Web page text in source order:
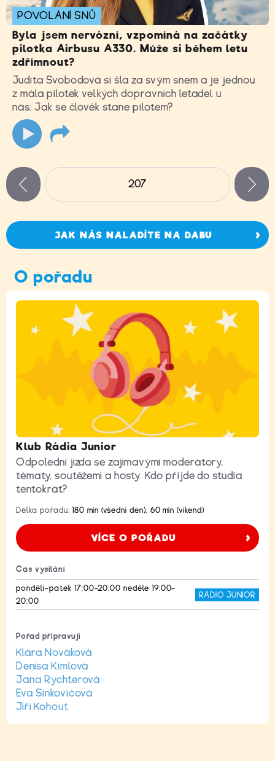
POVOLÁNÍ SNŮ
Byla jsem nervózní, vzpomíná na začátky
pilotka Airbusu A330. Může si během letu
zdřímnout?
Judita Svobodová si šla za svým snem a je jednou
z mála pilotek velkých dopravních letadel u
nás. Jak se člověk stane pilotem?
Stránky
207
JAK NÁS NALADÍTE NA DABU
O pořadu
Klub Rádia Junior
Odpolední jízda se zajímavými moderátory,
tématy, soutěžemi a hosty. Kdo přijde do studia
tentokrát?
Délka pořadu:180 min (všední den), 60 min (víkend)
VÍCE O POŘADU
Čas vysílání
pondělí–pátek 17:00–20:00 neděle 19:00–
20:00
RÁDIO JUNIOR
Pořad připravují
Klára Nováková
Denisa Kimlová
Jana Rychterová
Eva Sinkovičová
Jiří Kohout